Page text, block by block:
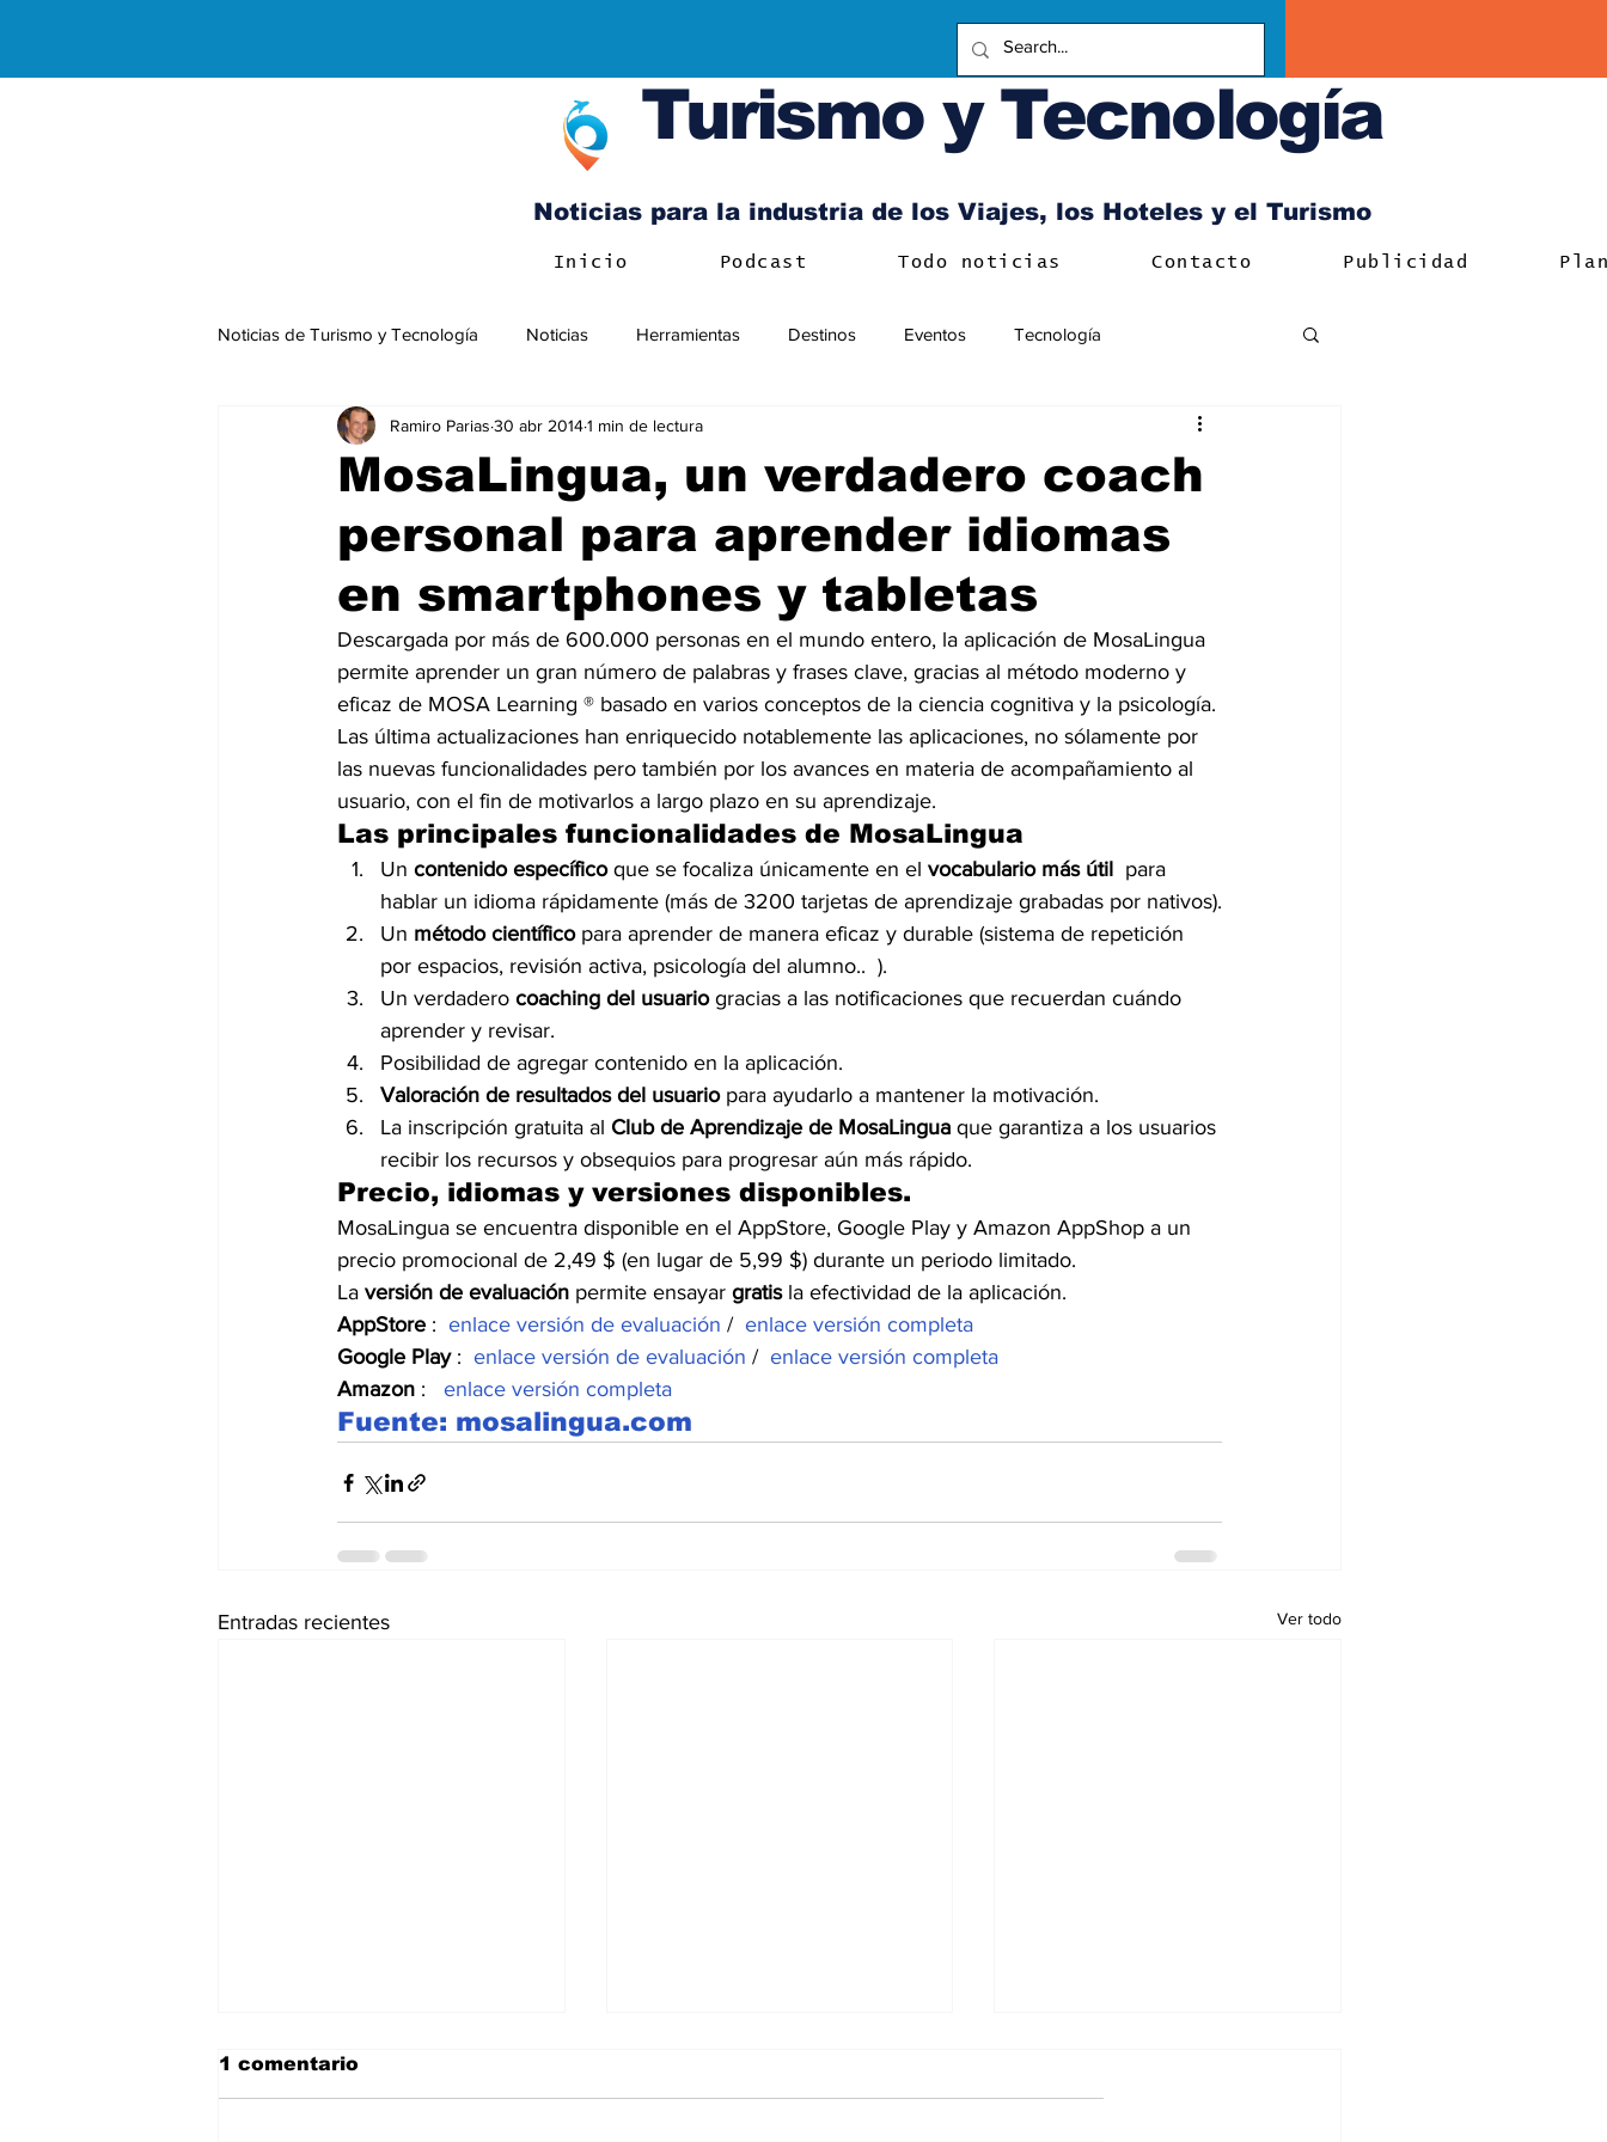
Turismo y Tecnología
Noticias para la industria de los Viajes, los Hoteles y el Turismo
Inicio Podcast Todo noticias Contacto Publicidad
Noticias de Turismo y Tecnología Noticias Herramientas Destinos Eventos Tecnología
Negocios Internacionales
MosaLingua, un verdadero coach
personal para aprender idiomas
en smartphones y tabletas
Ramiro Parias 30 abr 20141 min de lectura
Descargada por más de 600.000 personas en el mundo entero, la aplicación de MosaLingua
permite aprender un gran número de palabras y frases clave, gracias al método moderno y
eficaz de MOSA Learning ® basado en varios conceptos de la ciencia cognitiva y la psicología.
Las última actualizaciones han enriquecido notablemente las aplicaciones, no sólamente por
las nuevas funcionalidades pero también por los avances en materia de acompañamiento al
usuario, con el fin de motivarlos a largo plazo en su aprendizaje.
Las principales funcionalidades de MosaLingua
Un contenido específico que se focaliza únicamente en el vocabulario más útil para
hablar un idioma rápidamente (más de 3200 tarjetas de aprendizaje grabadas por nativos).
Un método científico para aprender de manera eficaz y durable (sistema de repetición
por espacios, revisión activa, psicología del alumno..  ).
Un verdadero coaching del usuario gracias a las notificaciones que recuerdan cuándo
aprender y revisar.
Posibilidad de agregar contenido en la aplicación.
Valoración de resultados del usuario para ayudarlo a mantener la motivación.
La inscripción gratuita al Club de Aprendizaje de MosaLingua que garantiza a los usuarios
recibir los recursos y obsequios para progresar aún más rápido.
Precio, idiomas y versiones disponibles.
MosaLingua se encuentra disponible en el AppStore, Google Play y Amazon App­Shop a un
precio promocional de 2,49 $ (en lugar de 5,99 $) durante un periodo limitado.
La versión de evaluación permite ensayar gratis la efectividad de la aplicación.
AppStore : enlace versión de evaluación / enlace versión completa
Google Play : enlace versión de evaluación / enlace versión completa
Amazon : enlace versión completa
Fuente: mosalingua.com
Entradas recientes Ver todo
1 comentario